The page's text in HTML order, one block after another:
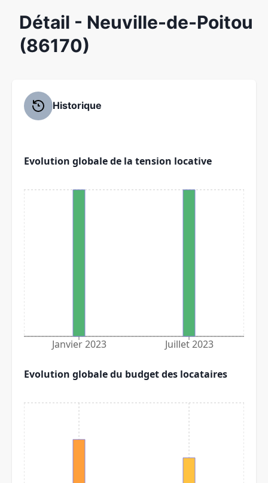
Détail - Neuville-de-Poitou
(86170)
Historique
Evolution globale de la tension locative
Janvier 2023 Juillet 2023
Evolution globale du budget des locataires